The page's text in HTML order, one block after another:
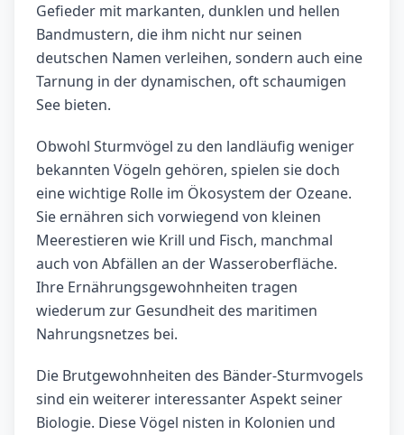
Gefieder mit markanten, dunklen und hellen
Bandmustern, die ihm nicht nur seinen
deutschen Namen verleihen, sondern auch eine
Tarnung in der dynamischen, oft schaumigen
See bieten.
Obwohl Sturmvögel zu den landläufig weniger
bekannten Vögeln gehören, spielen sie doch
eine wichtige Rolle im Ökosystem der Ozeane.
Sie ernähren sich vorwiegend von kleinen
Meerestieren wie Krill und Fisch, manchmal
auch von Abfällen an der Wasseroberfläche.
Ihre Ernährungsgewohnheiten tragen
wiederum zur Gesundheit des maritimen
Nahrungsnetzes bei.
Die Brutgewohnheiten des Bänder-Sturmvogels
sind ein weiterer interessanter Aspekt seiner
Biologie. Diese Vögel nisten in Kolonien und